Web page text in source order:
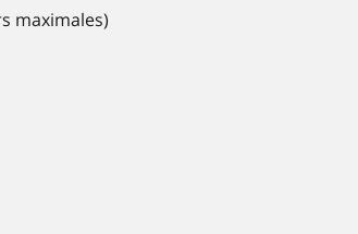
maximales)